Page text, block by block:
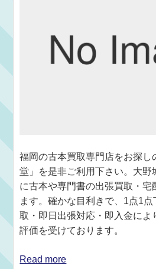
福岡の古本買取専門店をお探し
堂」を是非ご利用下さい。大野
に古本や専門書の出張買取・宅
ます。確かな目利きで、1点1
取・即日出張対応・即入金によ
評価を受けております。
Read more